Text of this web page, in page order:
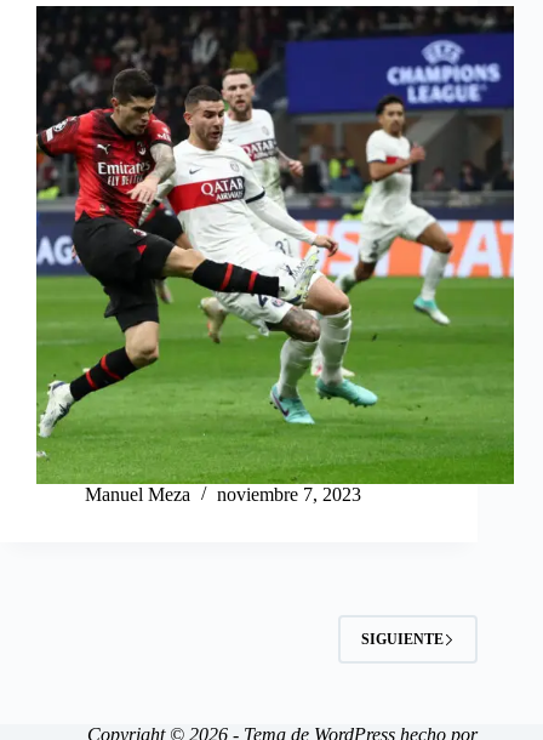
Manuel Meza noviembre 7, 2023
SIGUIENTE
Copyright © 2026 - Tema de WordPress hecho por